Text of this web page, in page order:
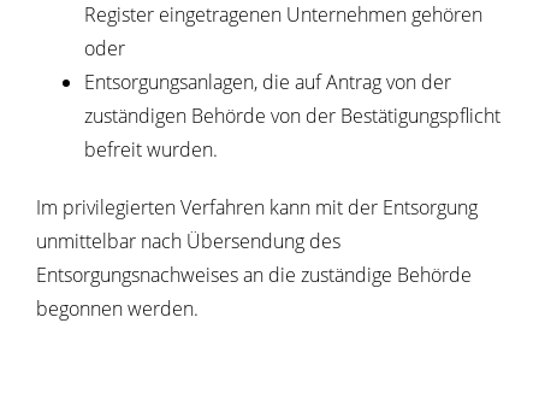
Register eingetragenen Unternehmen gehören
oder
Entsorgungsanlagen, die auf Antrag von der
zuständigen Behörde von der Bestätigungspflicht
befreit wurden.
Im privilegierten Verfahren kann mit der Entsorgung
unmittelbar nach Übersendung des
Entsorgungsnachweises an die zuständige Behörde
begonnen werden.